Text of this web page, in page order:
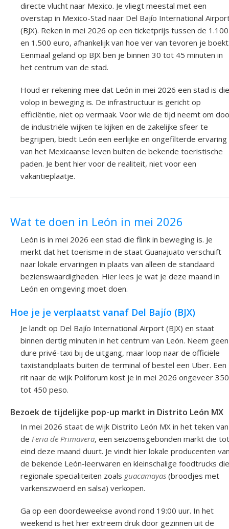
directe vlucht naar Mexico. Je vliegt meestal met een
overstap in Mexico-Stad naar Del Bajío International
(BJX). Reken in mei 2026 op een ticketprijs tussen de 1.100
en 1.500 euro, afhankelijk van hoe ver van tevoren je
Eenmaal geland op BJX ben je binnen 30 tot 45 minuten in
het centrum van de stad.
Houd er rekening mee dat León in mei 2026 een stad is die
volop in beweging is. De infrastructuur is gericht op
efficiëntie, niet op vermaak. Voor wie de tijd neemt om
de industriële wijken te kijken en de zakelijke sfeer te
begrijpen, biedt León een eerlijke en ongefilterde ervaring
van het Mexicaanse leven buiten de bekende toeristische
paden. Je bent hier voor de realiteit, niet voor een
vakantieplaatje.
Wat te doen in León in mei 2026
León is in mei 2026 een stad die flink in beweging is. Je
merkt dat het toerisme in de staat Guanajuato verschuift
naar lokale ervaringen in plaats van alleen de standaard
bezienswaardigheden. Hier lees je wat je deze maand in
León en omgeving moet doen.
Hoe je je verplaatst vanaf Del Bajío (BJX)
Je landt op Del Bajío International Airport (BJX) en staat
binnen dertig minuten in het centrum van León. Neem geen
dure privé-taxi bij de uitgang, maar loop naar de officiële
taxistandplaats buiten de terminal of bestel een Uber. Een
rit naar de wijk Poliforum kost je in mei 2026 ongeveer 350
tot 450 peso.
Bezoek de tijdelijke pop-up markt in Distrito León MX
In mei 2026 staat de wijk Distrito León MX in het teken van
de Feria de Primavera, een seizoensgebonden markt die tot
eind deze maand duurt. Je vindt hier lokale producenten
de bekende León-leerwaren en kleinschalige foodtrucks die
regionale specialiteiten zoals guacamayas (broodjes met
varkenszwoerd en salsa) verkopen.
Ga op een doordeweekse avond rond 19:00 uur. In het
weekend is het hier extreem druk door gezinnen uit de